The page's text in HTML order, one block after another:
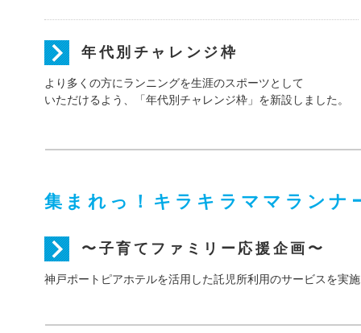
年代別チャレンジ枠
より多くの方にランニングを生涯のスポーツとして
いただけるよう、「年代別チャレンジ枠」を新設しました。
集まれっ！キラキラママランナ
〜子育てファミリー応援企画〜
神戸ポートピアホテルを活用した託児所利用のサービスを実